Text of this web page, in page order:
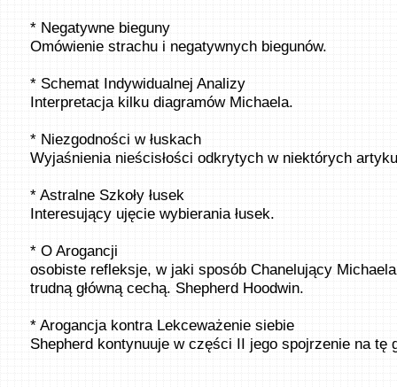
* Negatywne bieguny
Omówienie strachu i negatywnych biegunów.
* Schemat Indywidualnej Analizy
Interpretacja kilku diagramów Michaela.
* Niezgodności w łuskach
Wyjaśnienia nieścisłości odkrytych w niektórych
* Astralne Szkoły łusek
Interesujący ujęcie wybierania łusek.
* O Arogancji
osobiste refleksje, w jaki sposób Chanelujący
trudną główną cechą. Shepherd Hoodwin.
* Arogancja kontra Lekceważenie siebie
Shepherd kontynuuje w części II jego spojrzenie na tę